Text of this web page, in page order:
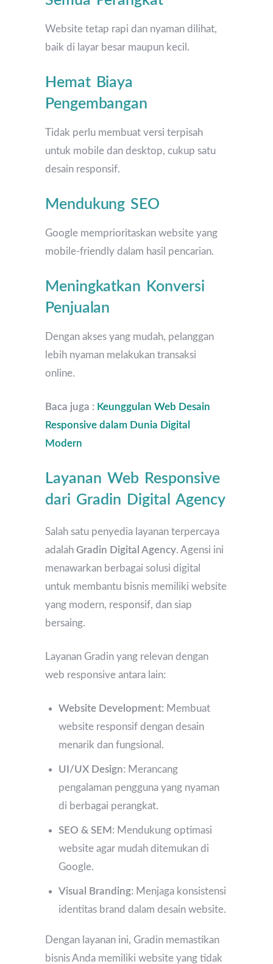
Website tetap rapi dan nyaman dilihat,
baik di layar besar maupun kecil.
Hemat Biaya
Pengembangan
Tidak perlu membuat versi terpisah
untuk mobile dan desktop, cukup satu
desain responsif.
Mendukung SEO
Google memprioritaskan website yang
mobile-friendly dalam hasil pencarian.
Meningkatkan Konversi
Penjualan
Dengan akses yang mudah, pelanggan
lebih nyaman melakukan transaksi
online.
Baca juga : Keunggulan Web Desain
Responsive dalam Dunia Digital
Modern
Layanan Web Responsive
dari Gradin Digital Agency
Salah satu penyedia layanan terpercaya
adalah Gradin Digital Agency. Agensi ini
menawarkan berbagai solusi digital
untuk membantu bisnis memiliki website
yang modern, responsif, dan siap
bersaing.
Layanan Gradin yang relevan dengan
web responsive antara lain:
Website Development: Membuat
website responsif dengan desain
menarik dan fungsional.
UI/UX Design: Merancang
pengalaman pengguna yang nyaman
di berbagai perangkat.
SEO & SEM : Mendukung optimasi
website agar mudah ditemukan di
Google.
Visual Branding: Menjaga konsistensi
identitas brand dalam desain website.
Dengan layanan ini, Gradin memastikan
bisnis Anda memiliki website yang tidak